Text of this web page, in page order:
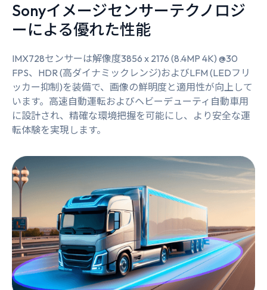
Sonyイメージセンサーテクノロジ
ーによる優れた性能
IMX728センサーは解像度3856 x 2176 (8.4MP 4K) @30
FPS、HDR (高ダイナミックレンジ)およびLFM (LEDフリ
ッカー抑制)を装備で、画像の鮮明度と適用性が向上して
います。高速自動運転およびヘビーデューティ自動車用
に設計され、精確な環境把握を可能にし、より安全な運
転体験を実現します。